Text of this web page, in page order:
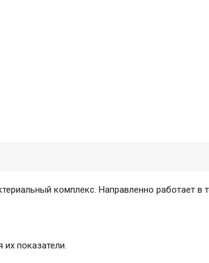
комплекс. Направленно работает в
показатели.